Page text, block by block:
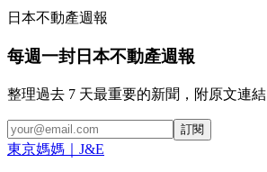
日本不動產週報
每週一封日本不動產週報
整理過去 7 天最重要的新聞，附原文連結
訂閱
東京媽媽 J&E